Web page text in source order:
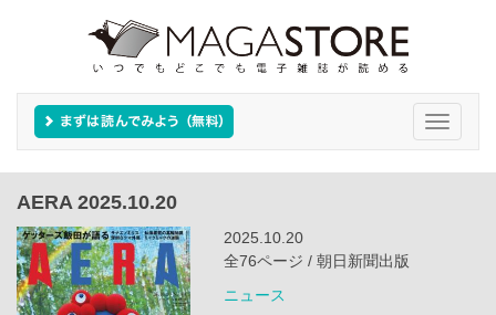
Toggle
AERA 2025.10.20
2025.10.20
全76ページ / 朝日新聞出版
ニュース